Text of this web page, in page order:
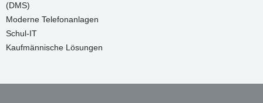
(DMS)
Moderne Telefonanlagen
Schul-IT
Kaufmännische Lösungen